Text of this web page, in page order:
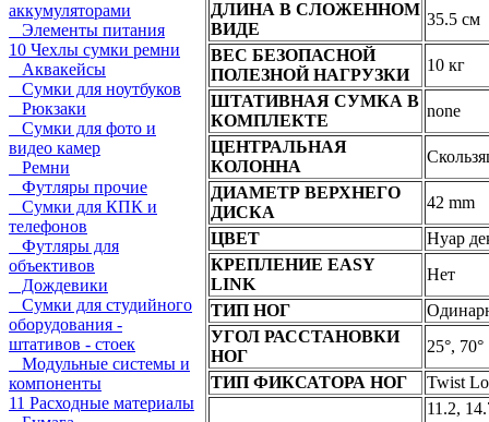
аккумуляторами
Элементы питания
10 Чехлы сумки ремни
Аквакейсы
Сумки для ноутбуков
Рюкзаки
Сумки для фото и
видео камер
Ремни
Футляры прочие
Сумки для КПК и
телефонов
Футляры для
объективов
Дождевики
Сумки для студийного
оборудования -
штативов - стоек
Модульные системы и
компоненты
11 Расходные материалы
ДЛИНА В СЛОЖЕННОМ
ВИДЕ
35.5 см
ВЕС БЕЗОПАСНОЙ
ПОЛЕЗНОЙ НАГРУЗКИ
10 кг
ШТАТИВНАЯ СУМКА В
КОМПЛЕКТЕ
none
ЦЕНТРАЛЬНАЯ
КОЛОННА
ДИАМЕТР ВЕРХНЕГО
ДИСКА
42 mm
ЦВЕТ
Нуар
КРЕПЛЕНИЕ EASY
LINK
Нет
ТИП НОГ
УГОЛ РАССТАНОВКИ
НОГ
25°, 70°
ТИП ФИКСАТОРА НОГ
Twist
11.2,